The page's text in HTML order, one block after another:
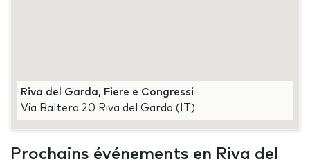
Riva del Garda, Fiere e Congressi
Via Baltera 20 Riva del Garda (IT)
Prochains événements en Riva del